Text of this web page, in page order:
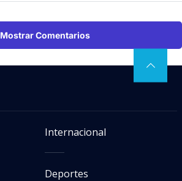
Mostrar Comentarios
Internacional
Deportes